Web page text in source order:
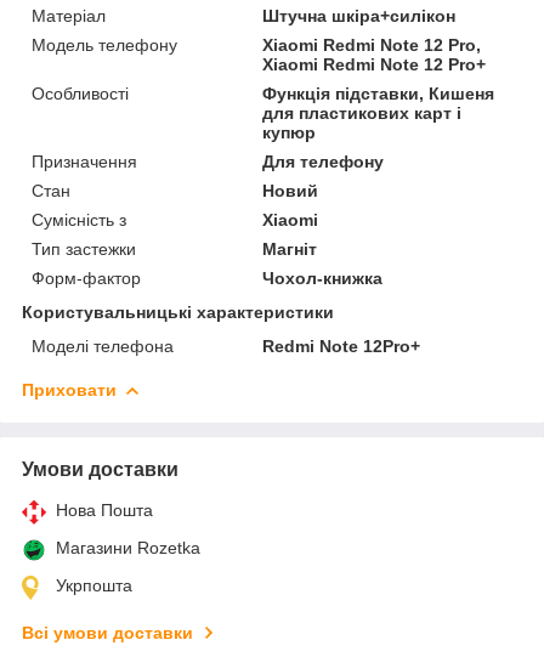
Матеріал
Штучна шкіра+силікон
Модель телефону
Xiaomi Redmi Note 12 Pro,
Xiaomi Redmi Note 12 Pro+
Особливості
Функція підставки, Кишеня
для пластикових карт і
купюр
Призначення
Для телефону
Стан
Новий
Сумісність з
Xiaomi
Тип застежки
Магніт
Форм-фактор
Чохол-книжка
Користувальницькі характеристики
Моделі телефона
Redmi Note 12Pro+
Приховати
Умови доставки
Нова Пошта
Магазини Rozetka
Укрпошта
Всі умови доставки